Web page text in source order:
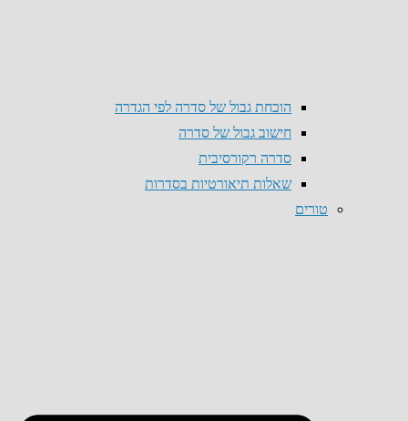
הוכחת גבול של סדרה לפי הגדרה
חישוב גבול של סדרה
סדרה רקורסיבית
שאלות תיאורטיות בסדרות
טורים